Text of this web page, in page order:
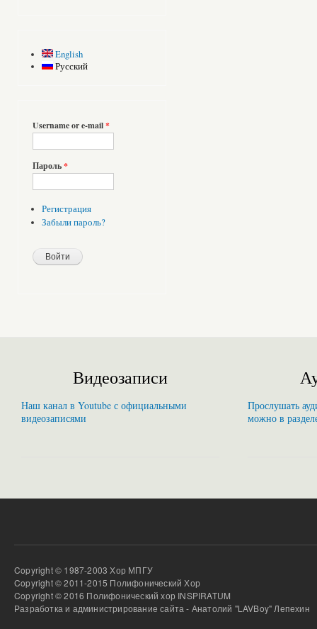
English
Русский
Username or e-mail*
Пароль*
Регистрация
Забыли пароль?
Видеозаписи
Наш канал в Youtube с официальными
видеозаписями
Прослушать
можно в
Copyright © 1987-2003 Хор МПГУ
Copyright © 2011-2015 Полифонический Хор
Copyright © 2016 Полифонический хор INSPIRATUM
Разработка и администрирование сайта - Анатолий "LAVBoy" Лепехин